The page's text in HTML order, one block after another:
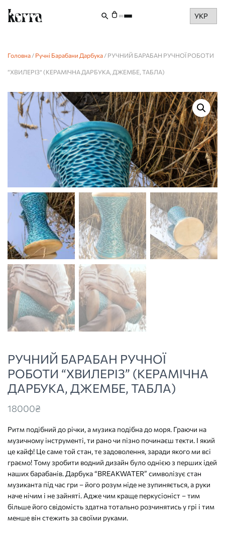
Choose
a
(0)
Головна / Ручні Барабани Дарбука / РУЧНИЙ БАРАБАН РУЧНОЇ РОБОТИ
“ХВИЛЕРІЗ” (КЕРАМІЧНА ДАРБУКА, ДЖЕМБЕ, ТАБЛА)
РУЧНИЙ БАРАБАН РУЧНОЇ
РОБОТИ “ХВИЛЕРІЗ” (КЕРАМІЧНА
ДАРБУКА, ДЖЕМБЕ, ТАБЛА)
18000₴
Ритм подібний до річки, а музика подібна до моря. Граючи на
музичному інструменті, ти рано чи пізно починаєш текти. І який
це кайф! Це саме той стан, те задоволення, заради якого ми всі
граємо! Тому зробити водний дизайн було однією з перших ідей
наших барабанів. Дарбука “BREAKWATER” символізує стан
музиканта під час гри – його розум ніде не зупиняється, а руки
наче нічим і не зайняті. Адже чим краще перкусіоніст – тим
більше його свідомість здатна тотально розчинятись у грі і тим
менше він стежить за своїми руками.